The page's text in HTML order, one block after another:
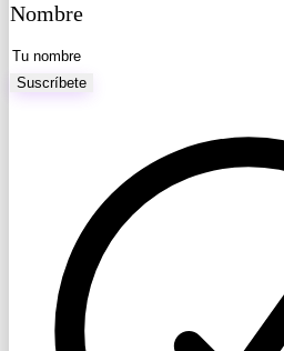
Nombre
Suscríbete